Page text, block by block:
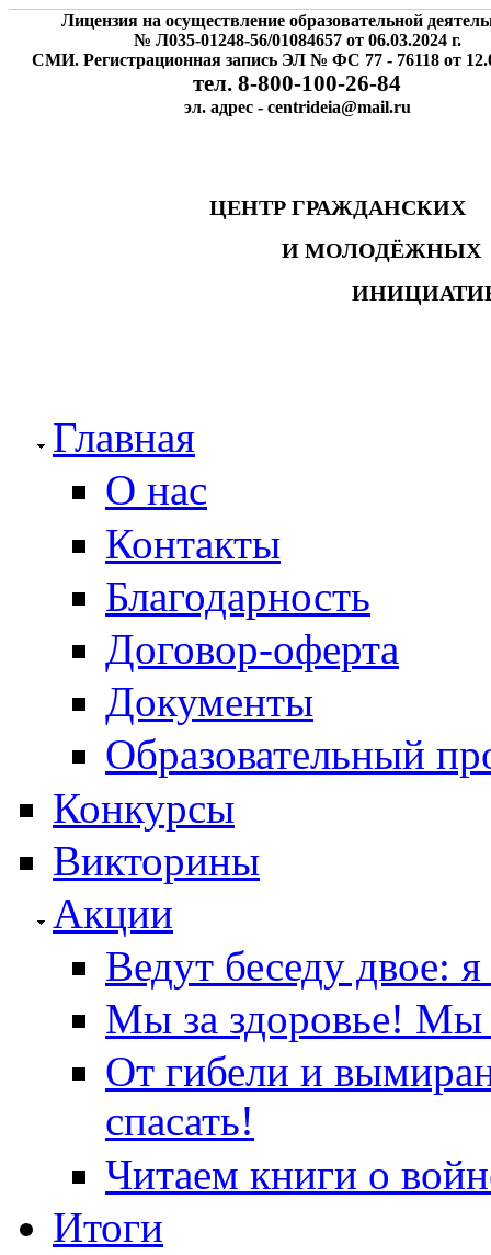
Лицензия на осуществление образовательной
№ Л035-01248-56/01084657 от 06.03.2024 г.
СМИ. Регистрационная запись ЭЛ № ФС 77 - 76118 от
тел. 8-800-100-26-84
эл. адрес - centrideia@mail.ru
ЦЕНТР
И
Главная
О нас
Контакты
Благодарность
Договор-оферта
Документы
Образовательный
Конкурсы
Викторины
Акции
Ведут беседу двое:
Мы за здоровье! Мы
От гибели и
спасать!
Читаем книги о
Итоги